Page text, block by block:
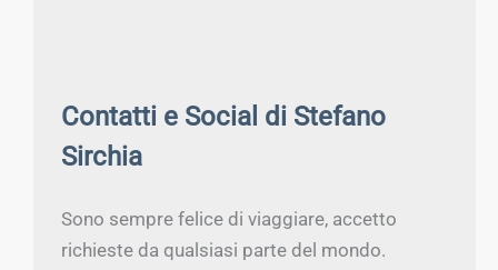
Contatti e Social di Stefano
Sirchia
Sono sempre felice di viaggiare, accetto
richieste da qualsiasi parte del mondo.